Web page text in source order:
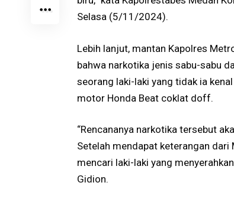
Selasa (5/11/2024).
Lebih lanjut, mantan Kapolres
bahwa narkotika jenis sabu-sabu
seorang laki-laki yang tidak ia
motor Honda Beat coklat doff.
“Rencananya narkotika tersebut
Setelah mendapat keterangan dari
mencari laki-laki yang
Gidion.